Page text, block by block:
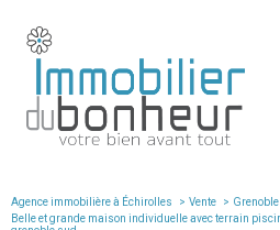
Agence immobilière à Échirolles Vente Grenoble
belle et grande maison individuelle avec terrain piscinable dans secteur pavillonnaire